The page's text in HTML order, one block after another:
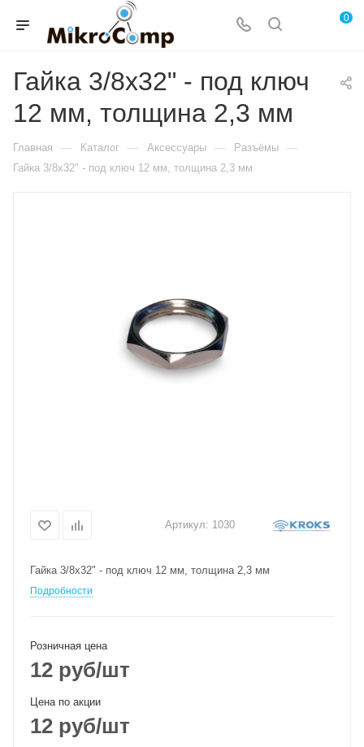
0
Гайка 3/8х32" - под ключ
12 мм, толщина 2,3 мм
Главная — Каталог — Аксессуары — Разъёмы —
Гайка 3/8х32" - под ключ 12 мм, толщина 2,3 мм
Артикул: 1030
Гайка 3/8х32" - под ключ 12 мм, толщина 2,3 мм
Подробности
Розничная цена
12 руб/шт
Цена по акции
12 руб/шт